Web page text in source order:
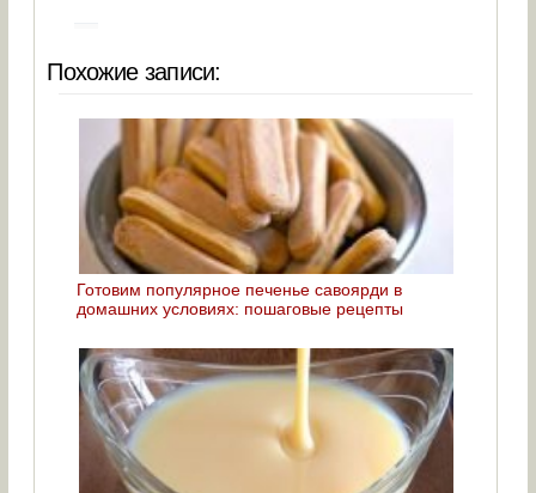
Похожие записи:
Готовим популярное печенье савоярди в
домашних условиях: пошаговые рецепты